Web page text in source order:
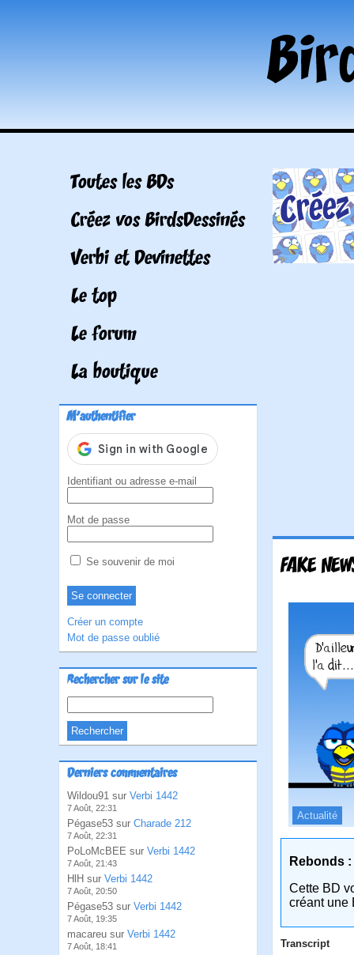
Toutes les BDs
Créez vos BirdsDessinés
Verbi et Devinettes
Le top
Le forum
La boutique
M'authentifier
Identifiant ou adresse e-mail
Mot de passe
Se souvenir de moi
Créer un compte
Mot de passe oublié
Rechercher sur le site
Derniers commentaires
Wildou91 sur Verbi 1442
7 Août, 22:31
Pégase53 sur Charade 212
7 Août, 22:31
PoLoMcBEE sur Verbi 1442
7 Août, 21:43
HlH sur Verbi 1442
7 Août, 20:50
Pégase53 sur Verbi 1442
7 Août, 19:35
macareu sur Verbi 1442
7 Août, 18:41
FAKE
Actualité
Rebonds :
Cette BD
créant une
Transcript